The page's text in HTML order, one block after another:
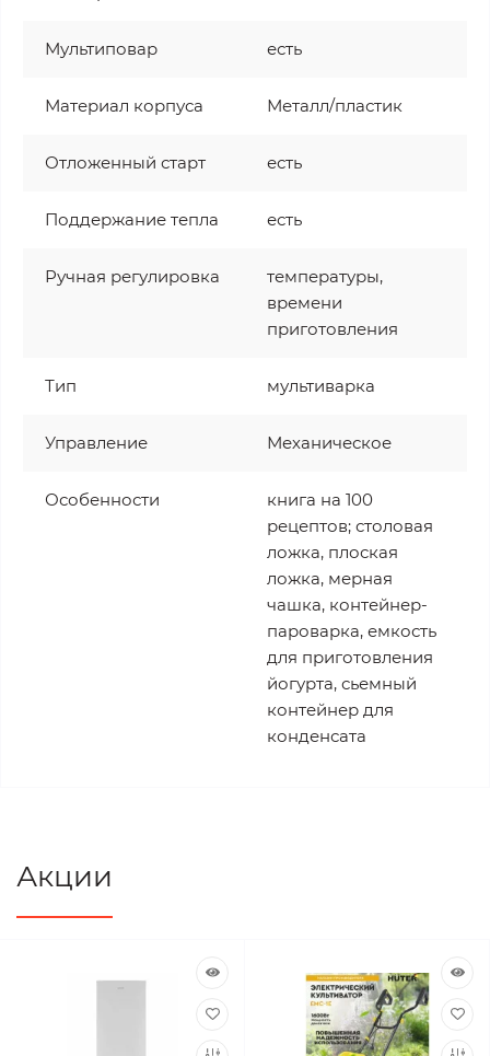
Мультиповар есть
Материал корпуса Металл/пластик
Отложенный старт есть
Поддержание тепла есть
Ручная регулировка
температуры,
времени
приготовления
Тип мультиварка
Управление Механическое
Особенности
книга на 100
рецептов; столовая
ложка, плоская
ложка, мерная
чашка, контейнер-
пароварка, емкость
для приготовления
йогурта, сьемный
контейнер для
конденсата
Акции